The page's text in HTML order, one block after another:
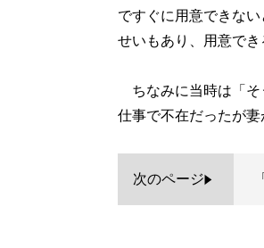
ですぐに用意できな
せいもあり、用意で
ちなみに当時は「そ
仕事で不在だったが妻
次のページ